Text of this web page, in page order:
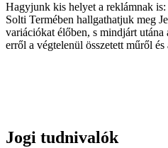
Hagyjunk kis helyet a reklámnak
Solti Termében hallgathatjuk meg
variációkat élőben, s mindjárt utána
erről a végtelenül összetett műről és
Jogi tudnivalók